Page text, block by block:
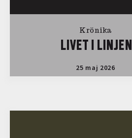
Krönika
LIVET I LINJEN
25 maj 2026